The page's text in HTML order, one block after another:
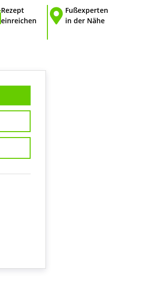
Rezept
einreichen
Fußexperten
in der Nähe